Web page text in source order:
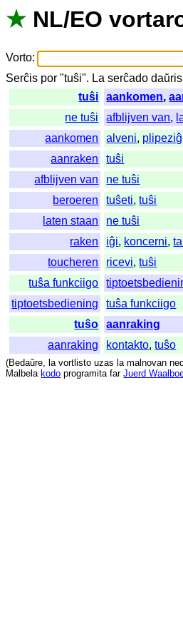
★ NL/EO
Vorto:
Serĉis por "tuŝi". La serĉado daŭris
tuŝi
aankomen,
ne tuŝi
afblijven van,
aankomen
alveni,
aanraken
tuŝi
afblijven van
ne tuŝi
beroeren
tuŝeti,tuŝi
laten staan
ne tuŝi
raken
iĝi, koncerni,
toucheren
ricevi,tuŝi
tuŝa funkciigo
tiptoetsbediening
tuŝa funkciigo
tuŝo
aanraking
aanraking
kontakto,tuŝo
(Bedaŭre, la vortlisto uzas la malnovan
Malbela kodo programita far Juerd